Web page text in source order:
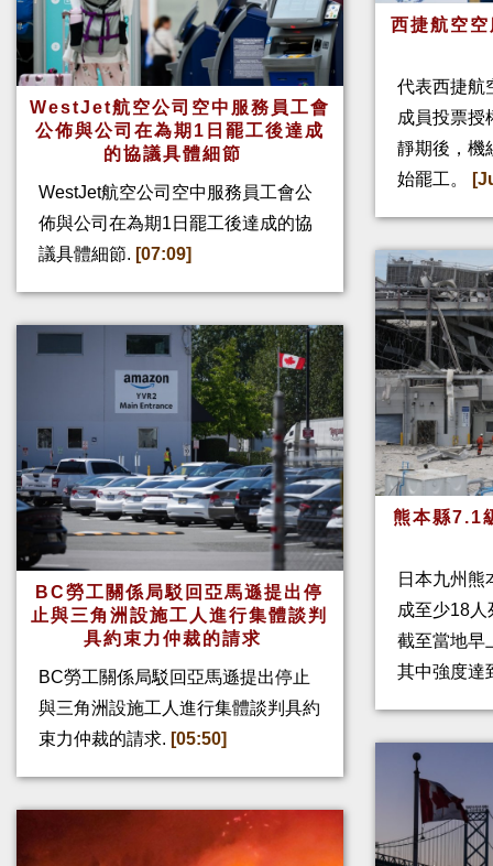
WestJet航空公司空中服務員工會
公佈與公司在為期1日罷工後達成
的協議具體細節
WestJet航空公司空中服務員工會公
佈與公司在為期1日罷工後達成的協
議具體細節. [07:09]
BC勞工關係局駁回亞馬遜提出停
止與三角洲設施工人進行集體談判
具約束力仲裁的請求
BC勞工關係局駁回亞馬遜提出停止
與三角洲設施工人進行集體談判具約
束力仲裁的請求. [05:50]
西捷航空
代表西捷航
成員投票授
靜期後，機
始罷工。
熊本縣7.1
日本九州熊
成至少18
截至當地早
其中強度達